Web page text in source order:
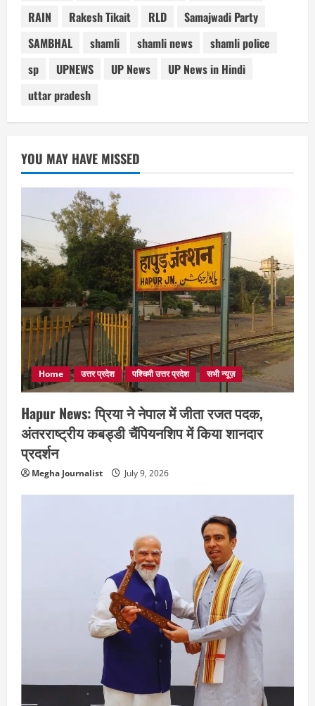
RAIN
Rakesh Tikait RLD
Samajwadi Party
SAMBHAL
shamli shamli news
shamli police
sp
UPNEWS UP News
UP News in Hindi
uttar pradesh
YOU MAY HAVE MISSED
Home उत्तर प्रदेश पश्चिमी उत्तर प्रदेश सभी न्यूज़
Hapur News: प्रिया ने नेपाल में जीता रजत पदक,
अंतरराष्ट्रीय कबड्डी चैंपियनशिप में किया शानदार
प्रदर्शन
Megha Journalist July 9, 2026